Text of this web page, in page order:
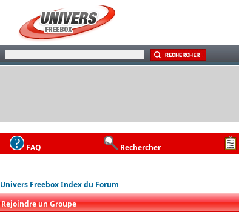
FAQ Rechercher
Univers Freebox Index du Forum
Rejoindre un Groupe